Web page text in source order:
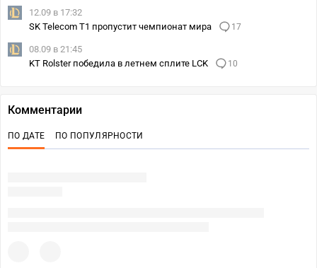
12.09 в 17:32
SK Telecom T1 пропустит чемпионат мира
17
08.09 в 21:45
KT Rolster победила в летнем сплите LCK
10
Комментарии
ПО ДАТЕ ПО ПОПУЛЯРНОСТИ